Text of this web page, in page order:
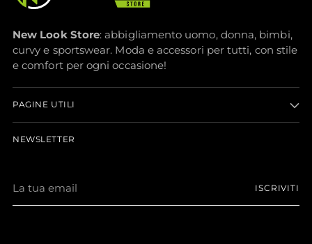
New Look Store: abbigliamento uomo, donna, bimbi,
curvy e sportswear. Moda e accessori per tutti, con stile
e comfort per ogni occasione!
PAGINE UTILI
NEWSLETTER
tua
email
ISCRIVITI